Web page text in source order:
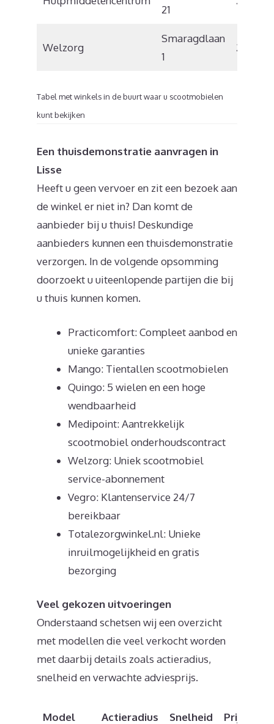
21
Welzorg
Smaragdlaan
1
2132 VX
Tabel met winkels in de buurt waar u scootmobielen
kunt bekijken
Een thuisdemonstratie aanvragen in
Lisse
Heeft u geen vervoer en zit een bezoek aan
de winkel er niet in? Dan komt de
aanbieder bij u thuis! Deskundige
aanbieders kunnen een thuisdemonstratie
verzorgen. In de volgende opsomming
doorzoekt u uiteenlopende partijen die bij
u thuis kunnen komen.
Practicomfort: Compleet aanbod en
unieke garanties
Mango: Tientallen scootmobielen
Quingo: 5 wielen en een hoge
wendbaarheid
Medipoint: Aantrekkelijk
scootmobiel onderhoudscontract
Welzorg: Uniek scootmobiel
service-abonnement
Vegro: Klantenservice 24/7
bereikbaar
Totalezorgwinkel.nl: Unieke
inruilmogelijkheid en gratis
bezorging
Veel gekozen uitvoeringen
Onderstaand schetsen wij een overzicht
met modellen die veel verkocht worden
met daarbij details zoals actieradius,
snelheid en verwachte adviesprijs.
Model Actieradius Snelheid Prijs